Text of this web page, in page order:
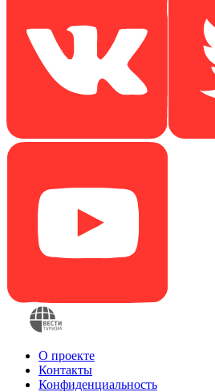
О проекте
Контакты
Конфиденциальность